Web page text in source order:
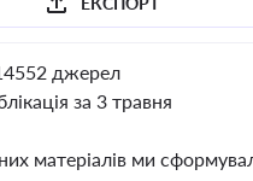
джерел
за 3 травня
матеріалів ми